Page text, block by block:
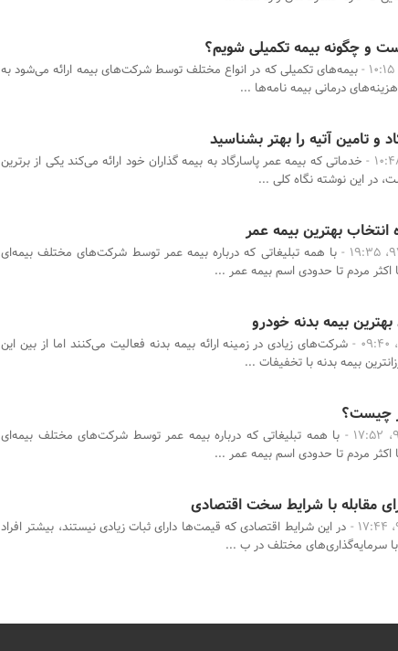
و چگونه بیمه تکمیلی شویم؟
بیمه‌های تکمیلی که در انواع مختلف توسط شرکت‌های بیمه ارائه می‌شود به
درمانی بیمه نامه‌ها ...
و تامین آتیه را بهتر بشناسید
خدماتی که بیمه عمر پاسارگاد به بیمه گذاران خود ارائه می‌کند یکی از برترین
در این نوشته نگاه کلی ...
انتخاب بهترین بیمه عمر
با همه تبلیغاتی که درباره بیمه عمر توسط شرکت‌های مختلف بیمه‌ای
اکثر مردم تا حدودی اسم بیمه عمر ...
بیمه بدنه خودرو
شرکت‌های زیادی در زمینه ارائه بیمه بدنه فعالیت می‌کنند اما از بین این
بیمه بدنه با تخفیفات ...
چیست؟
با همه تبلیغاتی که درباره بیمه عمر توسط شرکت‌های مختلف بیمه‌ای
اکثر مردم تا حدودی اسم بیمه عمر ...
مقابله با شرایط سخت اقتصادی
در این شرایط اقتصادی که قیمت‌ها دارای ثبات زیادی نیستند، بیشتر افراد
سرمایه‌گذاری‌های مختلف در ب ...